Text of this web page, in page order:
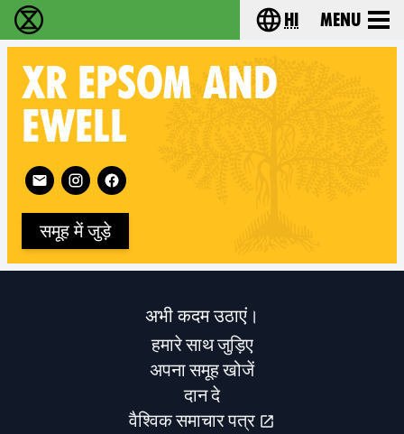
विलुप्ति विद्रोह - Home Choose your
hi Menu
XR EPSOM AND
EWELL
Follow XR Epsom and Ewell on
समूह में जुड़े
अभी कदम उठाएं।
हमारे साथ जुड़िए
अपना समूह खोजें
दान दे
वैश्विक समाचार पत्र